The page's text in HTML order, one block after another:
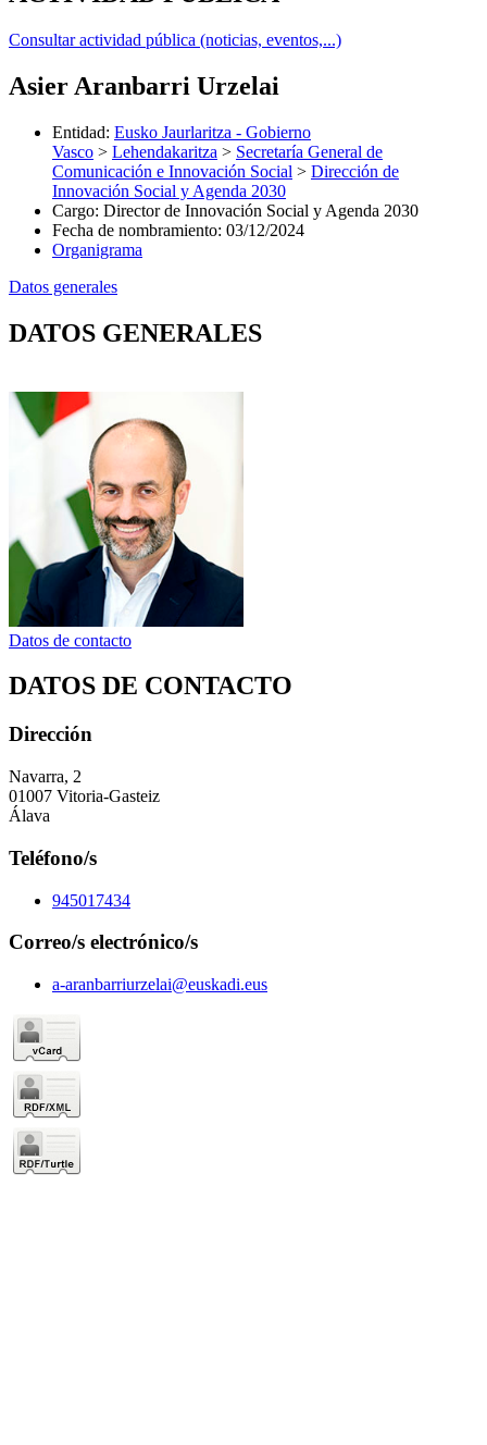
Consultar actividad pública (noticias, eventos,...)
Asier Aranbarri Urzelai
Entidad: Eusko Jaurlaritza - Gobierno
Vasco > Lehendakaritza > Secretaría General de
Comunicación e Innovación Social > Dirección de
Innovación Social y Agenda 2030
Cargo: Director de Innovación Social y Agenda 2030
Fecha de nombramiento: 03/12/2024
Organigrama
Datos generales
DATOS GENERALES
Datos de contacto
DATOS DE CONTACTO
Dirección
Navarra, 2
01007 Vitoria-Gasteiz
Álava
Teléfono/s
945017434
Correo/s electrónico/s
a-aranbarriurzelai@euskadi.eus